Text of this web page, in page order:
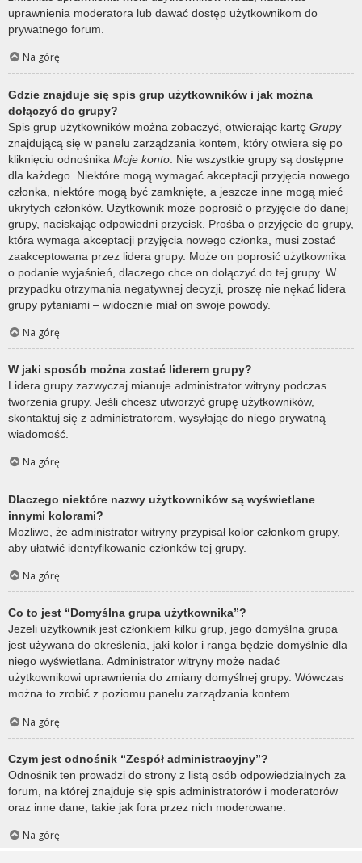
uprawnienia moderatora lub dawać dostęp użytkownikom do
prywatnego forum.
Na górę
Gdzie znajduje się spis grup użytkowników i jak można
dołączyć do grupy?
Spis grup użytkowników można zobaczyć, otwierając kartę Grupy
znajdującą się w panelu zarządzania kontem, który otwiera się po
kliknięciu odnośnika Moje konto . Nie wszystkie grupy są dostępne
dla każdego. Niektóre mogą wymagać akceptacji przyjęcia nowego
członka, niektóre mogą być zamknięte, a jeszcze inne mogą mieć
ukrytych członków. Użytkownik może poprosić o przyjęcie do danej
grupy, naciskając odpowiedni przycisk. Prośba o przyjęcie do grupy,
która wymaga akceptacji przyjęcia nowego członka, musi zostać
zaakceptowana przez lidera grupy. Może on poprosić użytkownika
o podanie wyjaśnień, dlaczego chce on dołączyć do tej grupy. W
przypadku otrzymania negatywnej decyzji, proszę nie nękać lidera
grupy pytaniami – widocznie miał on swoje powody.
Na górę
W jaki sposób można zostać liderem grupy?
Lidera grupy zazwyczaj mianuje administrator witryny podczas
tworzenia grupy. Jeśli chcesz utworzyć grupę użytkowników,
skontaktuj się z administratorem, wysyłając do niego prywatną
wiadomość.
Na górę
Dlaczego niektóre nazwy użytkowników są wyświetlane
innymi kolorami?
Możliwe, że administrator witryny przypisał kolor członkom grupy,
aby ułatwić identyfikowanie członków tej grupy.
Na górę
Co to jest “Domyślna grupa użytkownika”?
Jeżeli użytkownik jest członkiem kilku grup, jego domyślna grupa
jest używana do określenia, jaki kolor i ranga będzie domyślnie dla
niego wyświetlana. Administrator witryny może nadać
użytkownikowi uprawnienia do zmiany domyślnej grupy. Wówczas
można to zrobić z poziomu panelu zarządzania kontem.
Na górę
Czym jest odnośnik “Zespół administracyjny”?
Odnośnik ten prowadzi do strony z listą osób odpowiedzialnych za
forum, na której znajduje się spis administratorów i moderatorów
oraz inne dane, takie jak fora przez nich moderowane.
Na górę